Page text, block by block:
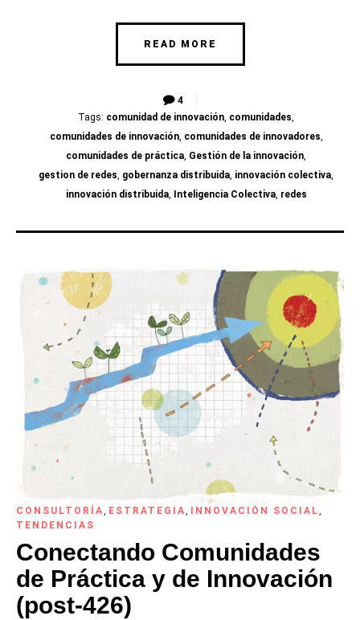
READ MORE
4
Tags: comunidad de innovación, comunidades,
comunidades de innovación, comunidades de innovadores,
comunidades de práctica, Gestión de la innovación,
gestion de redes, gobernanza distribuida, innovación colectiva,
innovación distribuida, Inteligencia Colectiva, redes
CONSULTORÍA, ESTRATEGIA, INNOVACIÓN SOCIAL,
TENDENCIAS
Conectando Comunidades
de Práctica y de Innovación
(post-426)